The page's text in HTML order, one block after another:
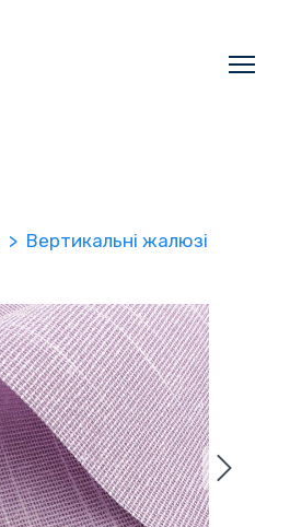
Вертикальні жалюзі